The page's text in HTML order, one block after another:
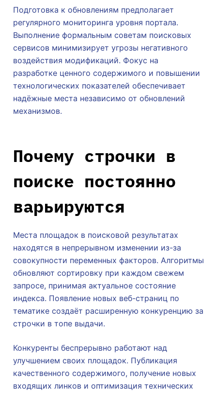
Подготовка к обновлениям предполагает
регулярного мониторинга уровня портала.
Выполнение формальным советам поисковых
сервисов минимизирует угрозы негативного
воздействия модификаций. Фокус на
разработке ценного содержимого и повышении
технологических показателей обеспечивает
надёжные места независимо от обновлений
механизмов.
Почему строчки в
поиске постоянно
варьируются
Места площадок в поисковой результатах
находятся в непрерывном изменении из-за
совокупности переменных факторов. Алгоритмы
обновляют сортировку при каждом свежем
запросе, принимая актуальное состояние
индекса. Появление новых веб-страниц по
тематике создаёт расширенную конкуренцию за
строчки в топе выдачи.
Конкуренты беспрерывно работают над
улучшением своих площадок. Публикация
качественного содержимого, получение новых
входящих линков и оптимизация технических